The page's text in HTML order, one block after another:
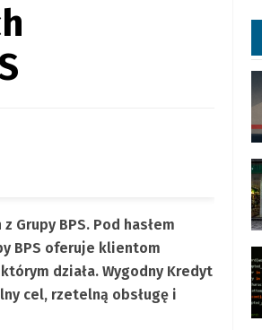
Grupy BPS. Pod hasłem
BPS oferuje klientom
działa. Wygodny Kredyt
cel, rzetelną obsługę i